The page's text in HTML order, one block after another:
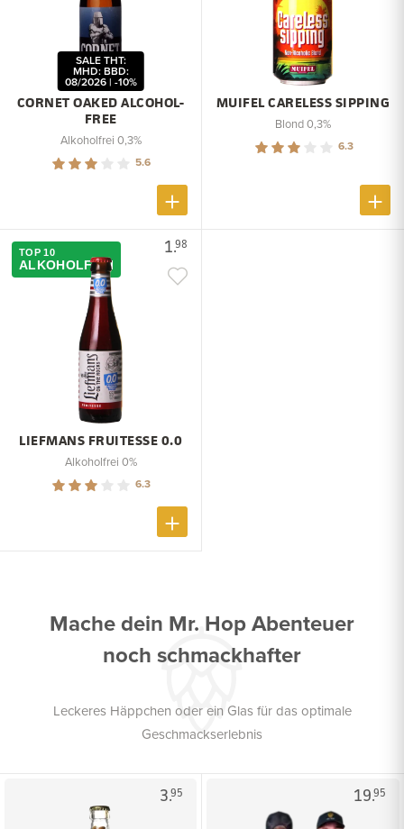
CORNET OAKED ALCOHOL-
FREE
SALE THT:
MHD: BBD:
08/2026 | -10%
Alkoholfrei 0,3%
5.6
MUIFEL CARELESS SIPPING
Blond 0,3%
6.3
1.98
TOP 10
ALKOHOLFREI
LIEFMANS FRUITESSE 0.0
Alkoholfrei 0%
6.3
Mache dein Mr. Hop Abenteuer
noch schmackhafter
Leckeres Häppchen oder ein Glas für das optimale
Geschmackserlebnis
3.95 19.95